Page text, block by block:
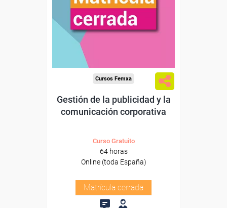
Cursos Femxa
Gestión de la publicidad y la
comunicación corporativa
Curso Gratuito
64 horas
Online (toda España)
Matrícula cerrada